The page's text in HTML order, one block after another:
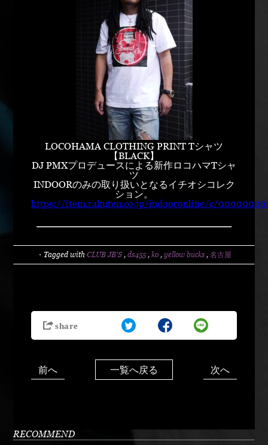
LOCOHAMA CLOTHING PRINT Tシャツ
【BLACK】
DJ PMXプロデュースによる新作ロコハマTシャ
ツ
INDOORのみの取り扱いとなるイチオシコレク
ション。
https://item.rakuten.co.jp/indooronline/c/
・Tagged with CLUB JB'S , ds455 , ko , yellow bucks , 名古屋
前へ 一覧へ戻る 次へ
RECOMMEND